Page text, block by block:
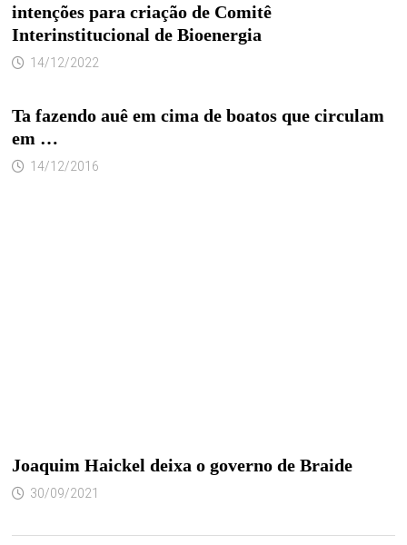
intenções para criação de Comitê
Interinstitucional de Bioenergia
14/12/2022
Ta fazendo auê em cima de boatos que circulam
em …
14/12/2016
Joaquim Haickel deixa o governo de Braide
30/09/2021